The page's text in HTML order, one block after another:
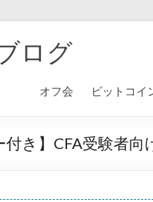
ログ
オフ会 ビットコイ
付き】CFA受験者